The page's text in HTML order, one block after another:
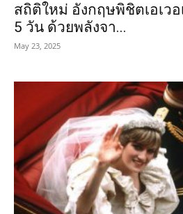
สถิติใหม่ อังกฤษพิชิตเอเวอ
5 วัน ด้วยพลังจา...
May 23, 2025